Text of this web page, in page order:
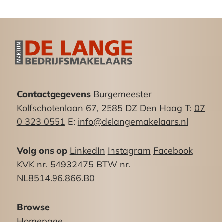
Voorzieningen:
– verwarming middels stadsverwarming
– systeemplafonds met ingebouwde
verlichtingsarmaturen
– pantry met close-in boiler
– modern toilet met vaste wastafel
– overheaddeur
Het object beschikt over 1 tot 2 parkeerplaatden
op het achtergelegen binnenterrein, verder
ContactgegevensBurgemeester
Kolfschotenlaan 67, 2585 DZ Den Haag T: 07
0 323 0551 E: info@delangemakelaars.nl
Volg ons op LinkedIn Instagram Facebook
KVK nr. 54932475 BTW nr.
NL8514.96.866.B0
Browse